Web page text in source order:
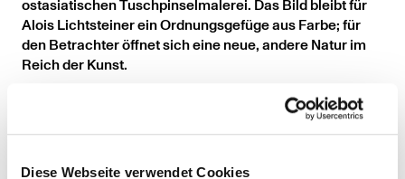
Diese Webseite verwendet Cookies
ostasiatischen Tuschpinselmalerei. Das Bild bleibt für
Alois Lichtsteiner ein Ordnungsgefüge aus Farbe; für
den Betrachter öffnet sich eine neue, andere Natur im
Reich der Kunst.